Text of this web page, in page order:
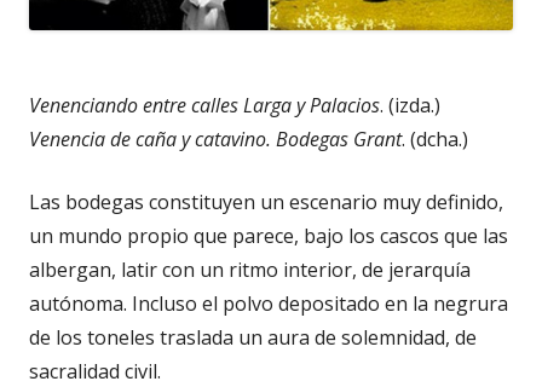
Venenciando entre calles Larga y Palacios. (izda.)
Venencia de caña y catavino. Bodegas Grant. (dcha.)
Las bodegas constituyen un escenario muy definido,
un mundo propio que parece, bajo los cascos que las
albergan, latir con un ritmo interior, de jerarquía
autónoma. Incluso el polvo depositado en la negrura
de los toneles traslada un aura de solemnidad, de
sacralidad civil.